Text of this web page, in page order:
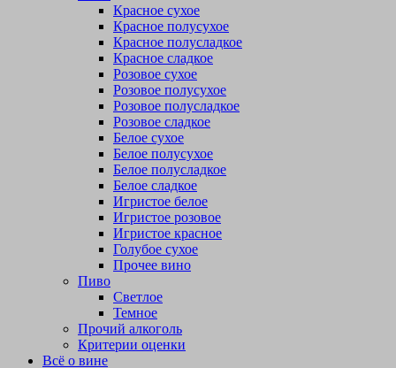
Красное сухое
Красное полусухое
Красное полусладкое
Красное сладкое
Розовое сухое
Розовое полусухое
Розовое полусладкое
Розовое сладкое
Белое сухое
Белое полусухое
Белое полусладкое
Белое сладкое
Игристое белое
Игристое розовое
Игристое красное
Голубое сухое
Прочее вино
Пиво
Светлое
Темное
Прочий алкоголь
Критерии оценки
Всё о вине